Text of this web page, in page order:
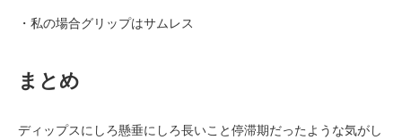
・私の場合グリップはサムレス
まとめ
ディップスにしろ懸垂にしろ長いこと停滞期だったような気がし